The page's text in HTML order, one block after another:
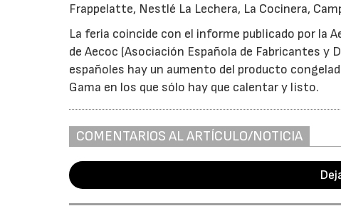
Frappelatte, Nestlé La Lechera, La Cocinera,
La feria coincide con el informe publicado por la
de Aecoc (Asociación Española de Fabricantes y
españoles hay un aumento del producto
Gama en los que sólo hay que calentar y listo.
COMENTARIOS AL ARTÍCULO/NOTICIA